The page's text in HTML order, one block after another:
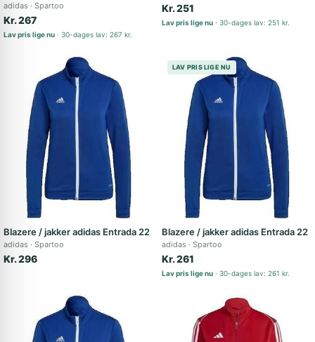
adidas Spartoo
Kr. 267
Lav pris lige nu 30-dages lav: 267 kr.
Kr. 251
Lav pris lige nu 30-dages lav: 251 kr.
Blazere / jakker adidas Entrada 22
adidas Spartoo
Kr. 296
LAV PRIS LIGE NU
Blazere / jakker adidas Entrada 22
adidas Spartoo
Kr. 261
Lav pris lige nu 30-dages lav: 261 kr.